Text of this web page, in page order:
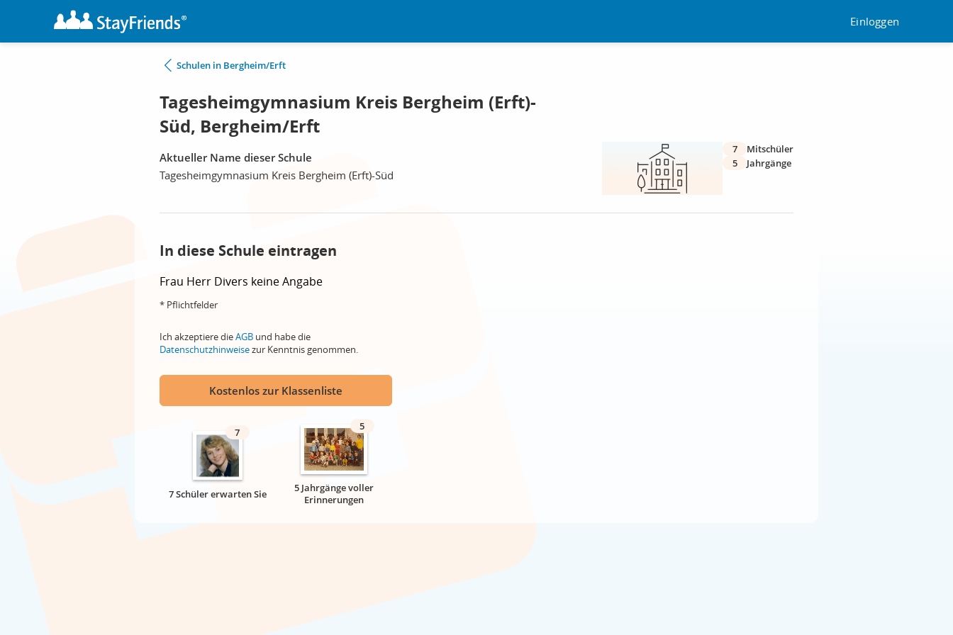
Einloggen
Schulen in Bergheim/Erft
Tagesheimgymnasium Kreis Bergheim (Erft)-
Süd, Bergheim/Erft
Aktueller Name dieser Schule
Tagesheimgymnasium Kreis Bergheim (Erft)-Süd
7
Mitschüler
5
Jahrgänge
In diese Schule eintragen
Frau Herr Divers keine Angabe
* Pflichtfelder
Ich akzeptiere dieAGB und habe die
Datenschutzhinweisezur Kenntnis genommen.
Kostenlos zur Klassenliste
7
7 Schüler erwarten Sie
5
5 Jahrgänge voller
Erinnerungen